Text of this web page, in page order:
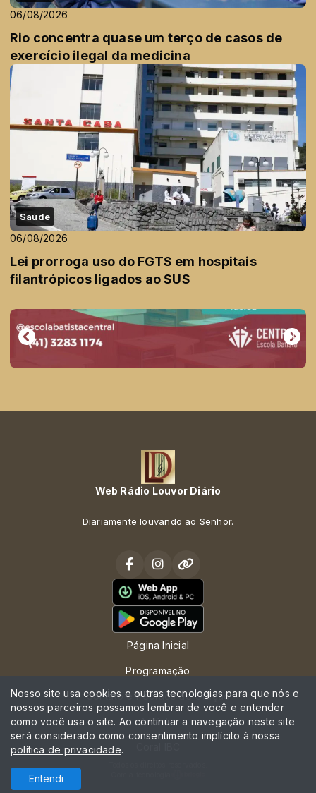
06/08/2026
Rio concentra quase um terço de casos de
exercício ilegal da medicina
Saúde
06/08/2026
Lei prorroga uso do FGTS em hospitais
filantrópicos ligados ao SUS
Web Rádio Louvor Diário
Diariamente louvando ao Senhor.
Página Inicial
Programação
Contato e Pedidos de Oração
A Rádio
Nosso site usa cookies e outras tecnologias para que nós e
nossos parceiros possamos lembrar de você e entender
como você usa o site. Ao continuar a navegação neste site
será considerado como consentimento implícito à nossa
política de privacidade.
Entendi